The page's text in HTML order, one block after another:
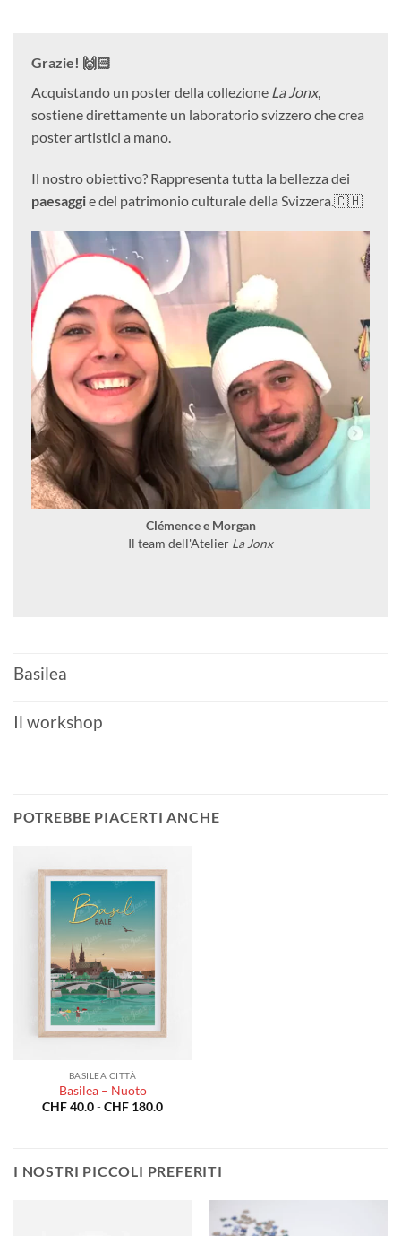
Grazie! 🙌🏻
Acquistando un poster della collezione La Jonx,
sostiene direttamente un laboratorio svizzero che crea
poster artistici a mano.
Il nostro obiettivo? Rappresenta tutta la bellezza dei
paesaggie del patrimonio culturale della Svizzera.🇨🇭
Clémence e Morgan
Il team dell'Atelier La Jonx
Basilea
Il workshop
POTREBBE PIACERTI ANCHE
BASILEA CITTÀ
Basilea – Nuoto
CHF40.0-CHF 180.0Fascia
a
CHF 180.0
I NOSTRI PICCOLI PREFERITI